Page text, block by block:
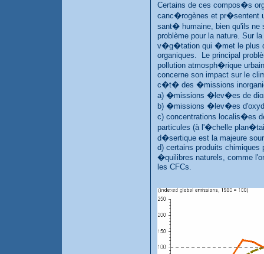
Certains de ces compos�s
canc�rogènes et pr�sentent
sant� humaine, bien qu'ils ne
problème pour la nature. Sur
v�g�tation qui �met le plus
organiques. Le principal
pollution atmosph�rique
concerne son impact sur le
c�t� des �missions
a) �missions �lev�es de
b) �missions �lev�es
c) concentrations localis�es
particules (à l'�chelle
d�sertique est la majeure
d) certains produits chimiques
�quilibres naturels, comme
les CFCs.